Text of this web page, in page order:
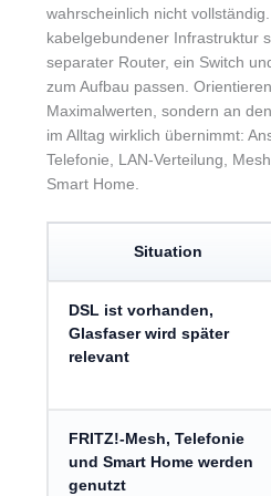
wahrscheinlich nicht
kabelgebundener Infrastruktur
separater Router, ein Switch
zum Aufbau passen.
Maximalwerten, sondern an
im Alltag wirklich übernimmt:
Telefonie, LAN-Verteilung,
Smart Home.
Situation
DSL ist vorhanden,
Glasfaser wird später
relevant
FRITZ!-Mesh, Telefonie
und Smart Home werden
genutzt